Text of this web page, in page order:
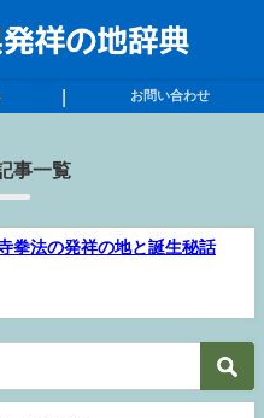
お問い合わせ
事一覧
拳法の発祥の地と誕生秘話